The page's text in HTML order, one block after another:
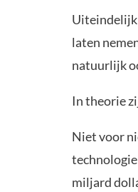
Uiteindelijk
laten
natuurlijk
In theorie
Niet voor
miljard